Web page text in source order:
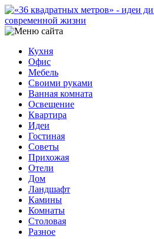
Кухня
Офис
Мебель
Своими руками
Ванная комната
Освещение
Квартира
Идеи
Гостиная
Советы
Прихожая
Отели
Дом
Ландшафт
Камины
Комнаты
Столовая
Разное